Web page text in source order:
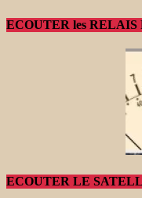
ECOUTER les RELAIS
ECOUTER LE